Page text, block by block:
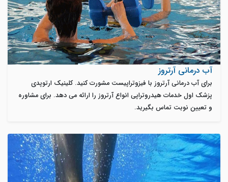
آب درمانی آرتروز
برای آب درمانی آرتروز با فیزوتراپیست مشورت کنید. کلینیک ارتوپدی
پزشک اول خدمات هیدروتراپی انواع آرتروز را ارائه می دهد. برای مشاوره
و تعیین نوبت تماس بگیرید.